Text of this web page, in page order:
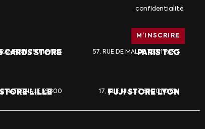
confidentialité.
CARDS STORE
75011 PARIS PARIS TCG
57, RUE DE MALTE 75011 PARIS
LILLE
NATIONALE 59800
FUJI STORE LYON
17, RUE MULET 69001 LYON